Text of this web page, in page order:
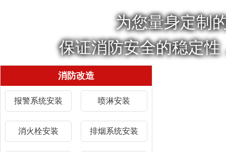
为您量身定制
保证消防安全的稳定
消防改造
报警系统安装 喷淋安装
消火栓安装 排烟系统安装